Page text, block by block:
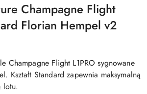
Champagne Flight
Florian Hempel v2
Champagne Flight L1PRO sygnowane
Kształt Standard zapewnia maksymalną
lotu.